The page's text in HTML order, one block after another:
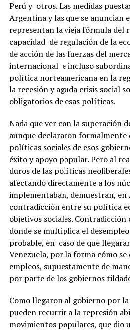
Perú y otros. Las medidas
Argentina y las que se anuncian
representan la vieja fórmula del
capacidad de regulación de la
de acción de las fuerzas del
internacional e incluso
política norteamericana en la
la recesión y aguda crisis social
obligatorios de esas políticas.
Nada que ver con la superación
aunque declararon
políticas sociales de esos
éxito y apoyo popular. Pero al
duros de las políticas
afectando directamente a los
implementaban, demuestran,
contradicción entre su política
objetivos sociales.
donde se multiplica el
probable, en caso de que
Venezuela, por la forma cómo
empleos, supuestamente de
por parte de los gobiernos
Como llegaron al gobierno por
pueden recurrir a la represión
movimientos populares, que dio